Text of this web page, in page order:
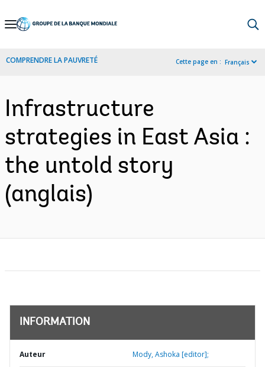
Skip
Navigation
COMPRENDRE LA PAUVRETÉ Cette page en : Français
Infrastructure
strategies in East Asia :
the untold story
(anglais)
INFORMATION
Auteur Mody, Ashoka [editor];